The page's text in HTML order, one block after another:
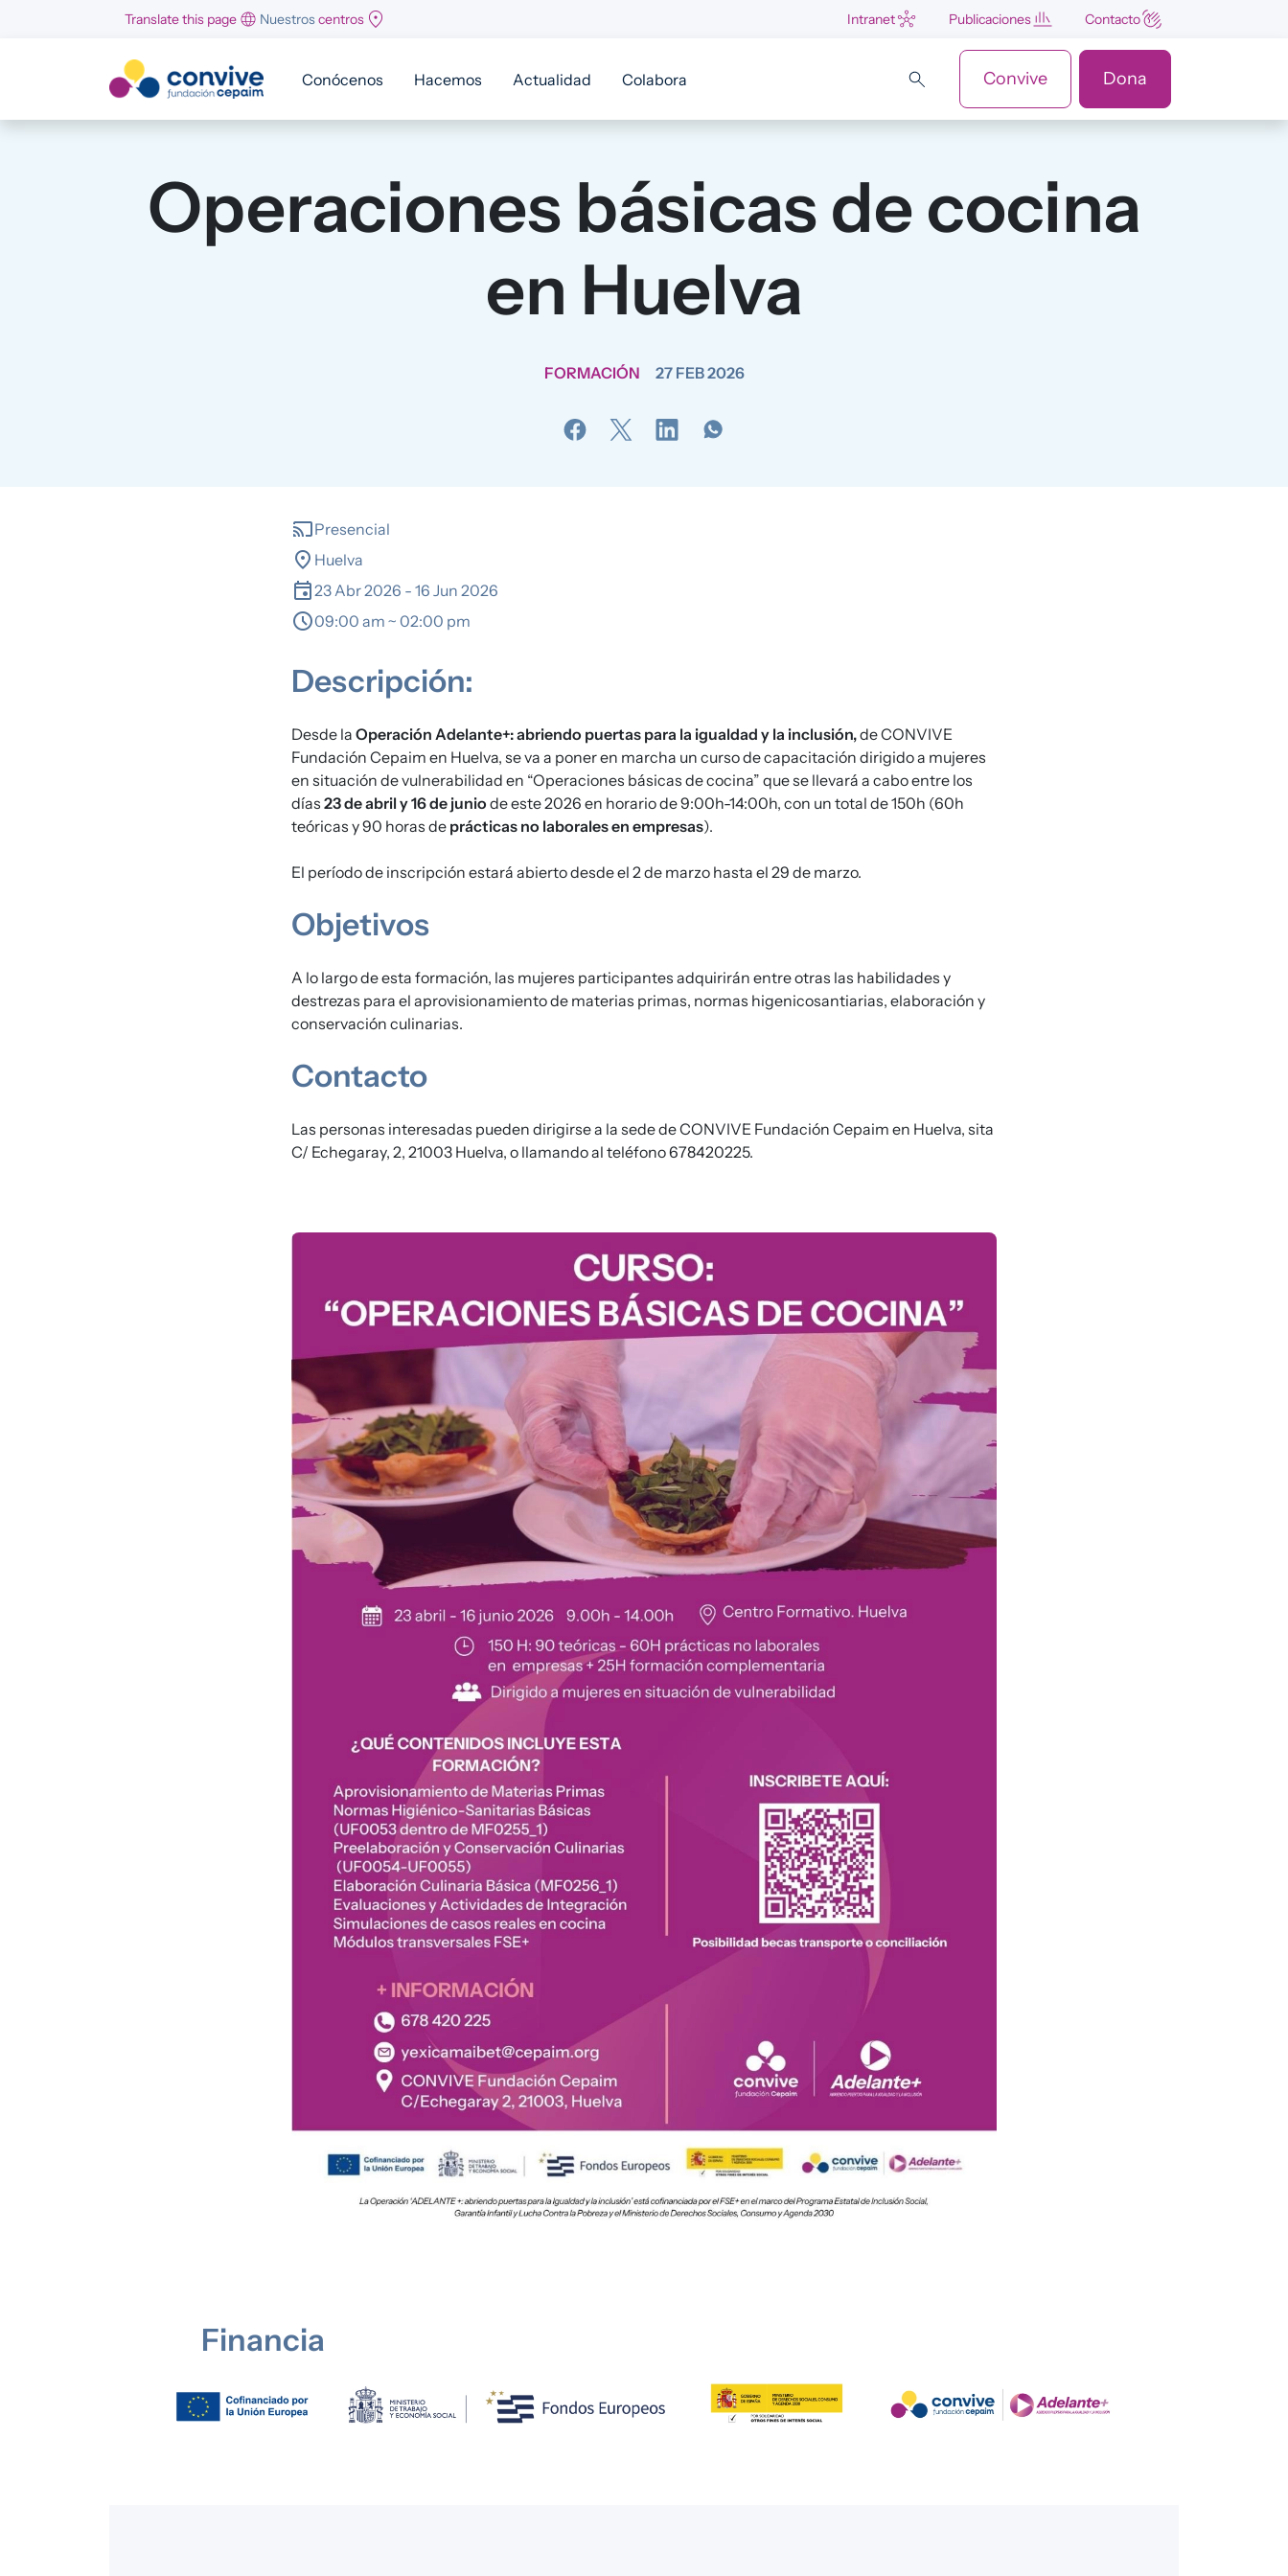
Pasar al contenido principal
Translate this page Nuestroscentros Intranet Publicaciones Contacto
Conócenos Hacemos Actualidad Colabora Convive Dona
Operaciones básicas de cocina
en Huelva
FORMACIÓN 27 FEB 2026
castPresencial
location_on Huelva
event23 Abr 2026 - 16 Jun 2026
schedule09:00 am ~ 02:00 pm
Descripción:
Desde la Operación Adelante+: abriendo puertas para la igualdad y la inclusión,de CONVIVE
Fundación Cepaim en Huelva, se va a poner en marcha un curso de capacitación dirigido a mujeres
en situación de vulnerabilidad en “Operaciones básicas de cocina” que se llevará a cabo entre los
días 23 de abril y 16 de junio de este 2026 en horario de 9:00h-14:00h, con un total de 150h (60h
teóricas y 90 horas de prácticas no laborales en empresas).
El período de inscripción estará abierto desde el 2 de marzo hasta el 29 de marzo.
Objetivos
A lo largo de esta formación, las mujeres participantes adquirirán entre otras las habilidades y
destrezas para el aprovisionamiento de materias primas, normas higenicosantiarias, elaboración y
conservación culinarias.
Contacto
Las personas interesadas pueden dirigirse a la sede de CONVIVE Fundación Cepaim en Huelva, sita
C/ Echegaray, 2, 21003 Huelva, o llamando al teléfono 678420225.
Imagen
Financia